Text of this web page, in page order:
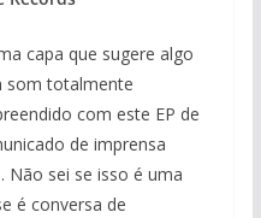
capa que sugere algo
som totalmente
com este EP de
de imprensa
Não sei se isso é uma
é conversa de